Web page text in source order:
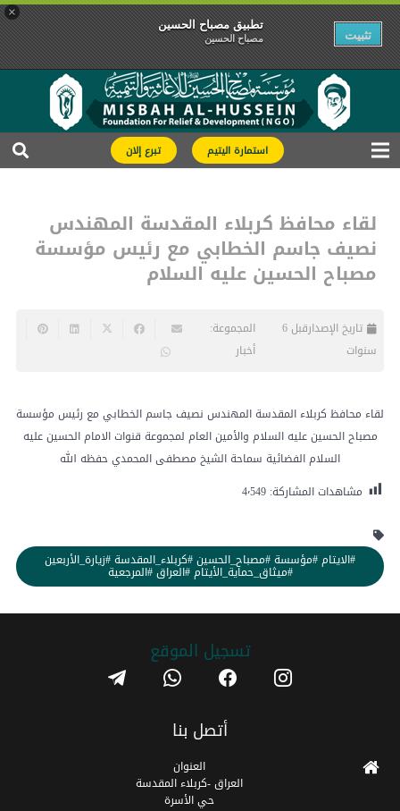
×
تطبیق مصباح الحسین
مصباح الحسین تثبیت
استمارة اليتيم تبرع إلان
لقاء محافظ كربلاء المقدسة المهندس
نصيف جاسم الخطابي مع رئيس مؤسسة
مصباح الحسين عليه السلام
تاريخ الإصدار
قبل 6
سنوات
المجموعة:
أخبار
لقاء محافظ كربلاء المقدسة المهندس نصيف جاسم الخطابي مع رئيس مؤسسة
مصباح الحسين عليه السلام والأمين العام لمجموعة قنوات الامام الحسين عليه
السلام الفضائية سماحة الشيخ مصطفى المحمدي حفظه الله
مشاهدات المشاركة: 4٬549
#الايتام #مؤسسة #مصباح_الحسين #كربلاء_المقدسة #زيارة_الأربعين
#ميثاق_حماية_الأيتام #العراق #المرجعية
تسجیل الموقع instagram
facebook
whatsapp
telegram
أتصل بنا
العنوان
العراق -كربلاء المقدسة
حي الأسرة